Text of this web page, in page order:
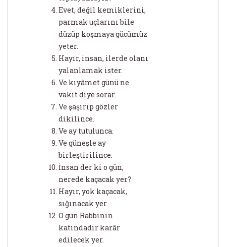
Evet, değil kemiklerini,
parmak uçlarını bile
düzüp koşmaya gücümüz
yeter.
Hayır, insan, ilerde olanı
yalanlamak ister.
Ve kıyâmet günü ne
vakit diye sorar.
Ve şaşırıp gözler
dikilince.
Ve ay tutulunca.
Ve güneşle ay
birleştirilince.
İnsan der ki o gün,
nerede kaçacak yer?
Hayır, yok kaçacak,
sığınacak yer.
O gün Rabbinin
katındadır karâr
edilecek yer.